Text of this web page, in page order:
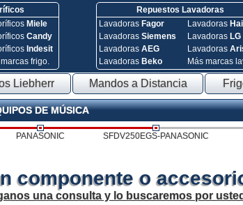
Miele
Candy
Indesit
marcas frigo.
Repuestos Lavadoras
Lavadoras Fagor
Lavadoras Siemens
Lavadoras AEG
Lavadoras Beko
Lavadoras
Lavadoras LG
Lavadoras
Más marcas
Liebherr Mandos a Distancia
DE MÚSICA
PANASONIC SFDV250EGS-PANASONIC
componente o
una consulta y lo buscaremos por usted